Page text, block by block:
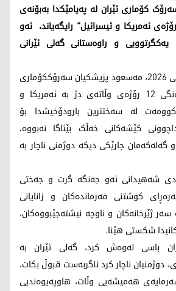
کۆماری ئێران لە پەیامێکدا بەبۆنەی
ساڵیادی "جەنگی 12 رۆژەی ئەمریکا و ئیسرائیل" رایگەیاند، ئەو
و راوەستانی گەلی ئێرانی
شەممە 13ـی حوزەیرانی 2026، مەسعود پزیشکیان سەرۆککۆماری
ئێران لە ساڵیادی جەنگی 12 رۆژەی وڵاتەی دژ بە ئەمریکا و
لە سەختترین بارودۆخیشدا بۆ
کێشەکانی خەڵک بێئاگا نەبووە،
جارێکی دیکە دوژمنی ناچار بە
شەهیدانی ئەو جەنگە گرت و جەختی
کوشتنی فەرماندەکان و زانایانی
ژێرخانەکان و ناوچە نیشتەجێبووەکان،
شکستی هێنا.
باسی لەوەش کرد، گەلی ئێران بە
دوژمنیان ناچار کرد ئاگربەست قبوڵ بکات،
هەمیشەیی وڵات، هاوپەیوەندیی